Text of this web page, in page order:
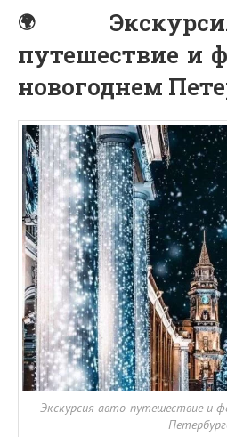
путешествие и
новогоднем
Экскурсия авто-путешествие и